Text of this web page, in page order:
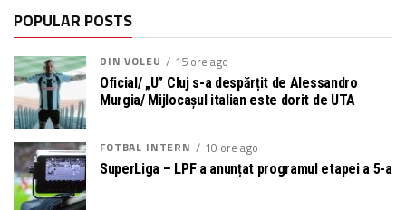
POPULAR POSTS
DIN VOLEU 15 ore ago
Oficial/ „U” Cluj s-a despărțit de Alessandro
Murgia/ Mijlocașul italian este dorit de UTA
FOTBAL INTERN 10 ore ago
SuperLiga – LPF a anunțat programul etapei a 5-a